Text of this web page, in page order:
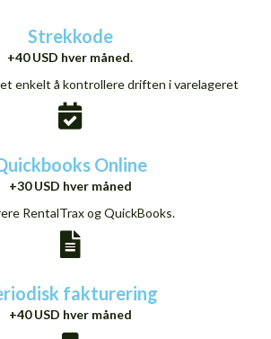
Strekkode
+40 USD hver måned.
enkelt å kontrollere driften i varelageret
Online
+30 USD hver måned
RentalTrax og QuickBooks.
fakturering
+40 USD hver måned